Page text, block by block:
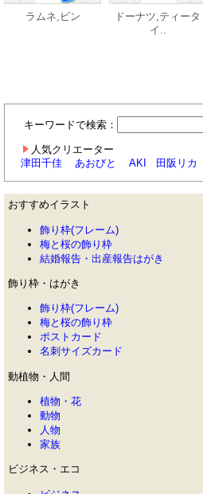
ラムネ,ビン
ドーナツ,ティータ
イ..
キーワードで検索：
人気クリエーター
津田千佳
あおびと AKI 田阪リカ
おすすめイラスト
飾り枠(フレーム)
梅と桜の飾り枠
結婚報告・出産報告はがき
飾り枠・はがき
飾り枠(フレーム)
梅と桜の飾り枠
ポストカード
名刺サイズカード
動植物・人間
植物・花
動物
人物
家族
ビジネス・エコ